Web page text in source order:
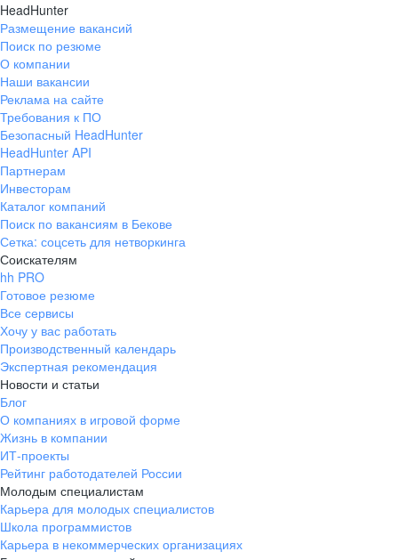
HeadHunter
Размещение вакансий
Поиск по резюме
О компании
Наши вакансии
Реклама на сайте
Требования к ПО
Безопасный HeadHunter
HeadHunter API
Партнерам
Инвесторам
Каталог компаний
Поиск по вакансиям в Бекове
Сетка: соцсеть для нетворкинга
Соискателям
hh PRO
Готовое резюме
Все сервисы
Хочу у вас работать
Производственный календарь
Экспертная рекомендация
Новости и статьи
Блог
О компаниях в игровой форме
Жизнь в компании
ИТ-проекты
Рейтинг работодателей России
Молодым специалистам
Карьера для молодых специалистов
Школа программистов
Карьера в некоммерческих организациях